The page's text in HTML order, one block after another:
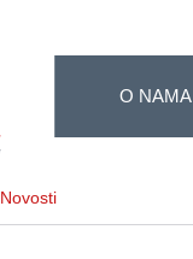
O NAMA
Novosti